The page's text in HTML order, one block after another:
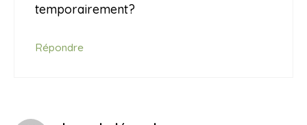
temporairement?
Répondre